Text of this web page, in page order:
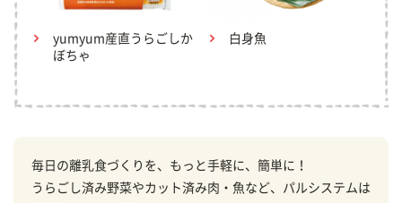
yumyum産直うらごしか
ぼちゃ
白身魚
毎日の離乳食づくりを、もっと手軽に、簡単に！
うらごし済み野菜やカット済み肉・魚など、パルシステムは